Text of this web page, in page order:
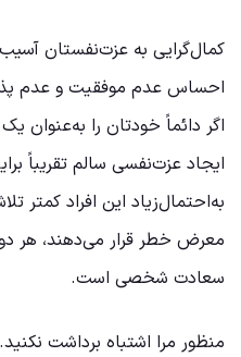
کمال‌گرایی به عزت‌نفستان
احساس عدم موفقیت و عدم
اگر دائماً خودتان را
ایجاد عزت‌نفسی سالم تقریباً
به‌احتمال‌زیاد این افراد کمتر
معرض خطر قرار می‌دهند، هر
سعادت شخصی است.
منظور مرا اشتباه برداشت